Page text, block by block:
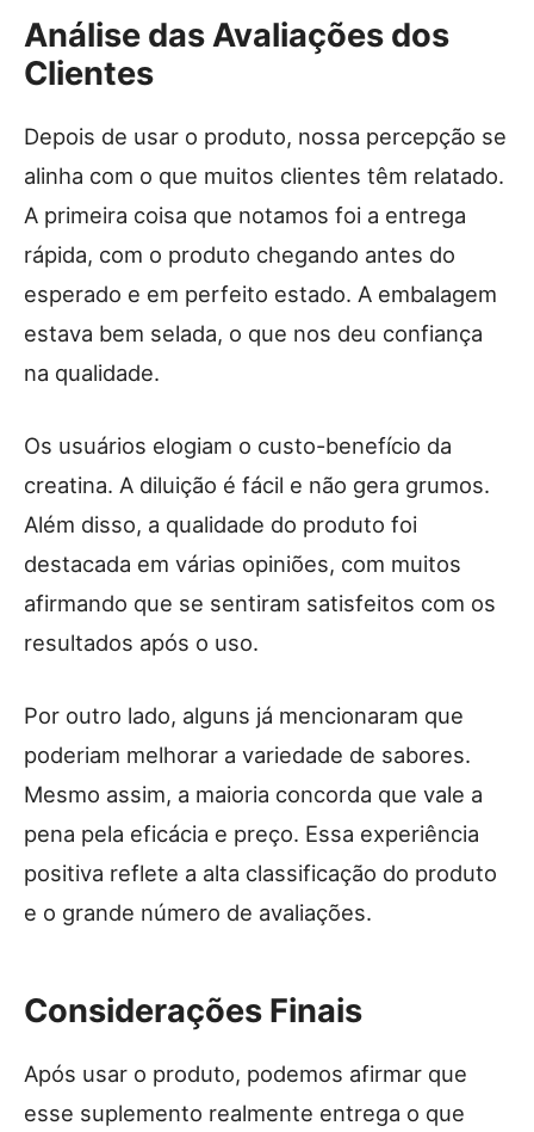
Análise das Avaliações dos
Clientes
Depois de usar o produto, nossa percepção se
alinha com o que muitos clientes têm relatado.
A primeira coisa que notamos foi a entrega
rápida, com o produto chegando antes do
esperado e em perfeito estado. A embalagem
estava bem selada, o que nos deu confiança
na qualidade.
Os usuários elogiam o custo-benefício da
creatina. A diluição é fácil e não gera grumos.
Além disso, a qualidade do produto foi
destacada em várias opiniões, com muitos
afirmando que se sentiram satisfeitos com os
resultados após o uso.
Por outro lado, alguns já mencionaram que
poderiam melhorar a variedade de sabores.
Mesmo assim, a maioria concorda que vale a
pena pela eficácia e preço. Essa experiência
positiva reflete a alta classificação do produto
e o grande número de avaliações.
Considerações Finais
Após usar o produto, podemos afirmar que
esse suplemento realmente entrega o que